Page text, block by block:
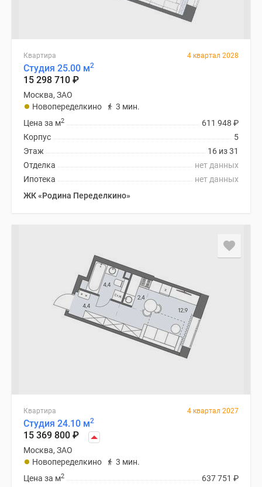
Квартира 4 квартал 2028
Студия 25.00 м2
15 298 710 ₽
Москва, ЗАО
Новопеределкино
3 мин.
611 948 ₽
Цена за м2
5
Корпус
16 из 31
Этаж
нет данных
Отделка
нет данных
Ипотека
ЖК «Родина Переделкино»
Квартира 4 квартал 2027
Студия 24.10 м2
15 369 800 ₽
Москва, ЗАО
Новопеределкино
3 мин.
637 751 ₽
Цена за м2